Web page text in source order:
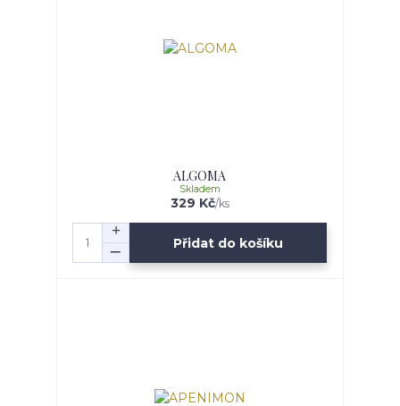
ALGOMA
329 Kč/ks
Skladem
Přidat do košíku